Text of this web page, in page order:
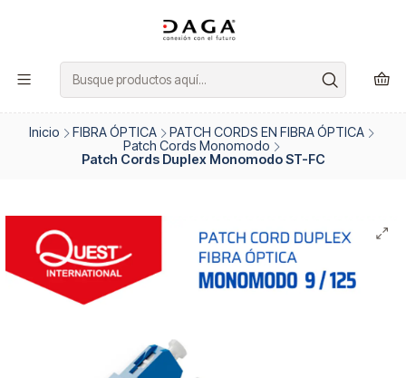
Inicio FIBRA ÓPTICA
PATCH CORDS EN FIBRA ÓPTICA
Patch Cords Monomodo
Patch Cords Duplex Monomodo ST-FC